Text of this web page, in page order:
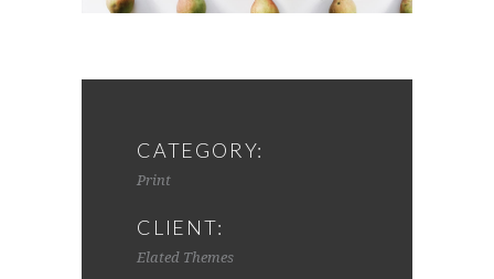
CATEGORY:
Print
CLIENT:
Elated Themes